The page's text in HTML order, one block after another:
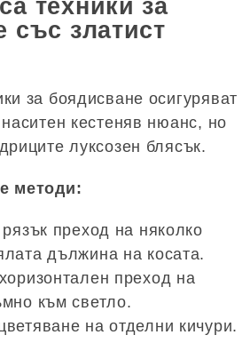
техники за
със златист
за боядисване осигуряват
кестеняв нюанс, но
луксозен блясък.
методи:
преход на няколко
дължина на косата.
преход на
към светло.
на отделни кичури.